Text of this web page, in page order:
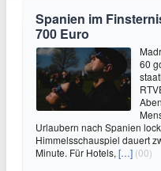
Spanien im
700 Euro
60
Urlaubern nach Spanien
Himmelsschauspiel dauert
Minute. Für Hotels, […] (00)